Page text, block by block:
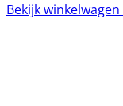
Bekijk winkelwagen